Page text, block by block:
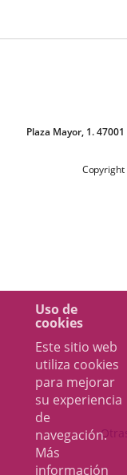
Uso de
cookies
Este sitio web
utiliza cookies
para mejorar
su experiencia
de
navegación.
Más
información
Plaza Mayor, 1.